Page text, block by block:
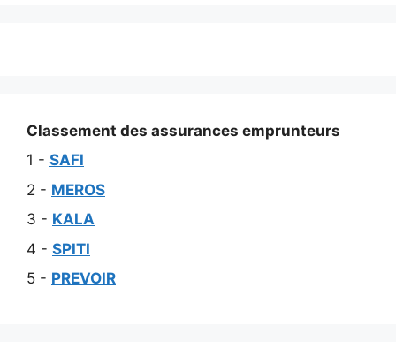
Classement des assurances emprunteurs
1 - SAFI
2 - MEROS
3 - KALA
4 - SPITI
5 - PREVOIR